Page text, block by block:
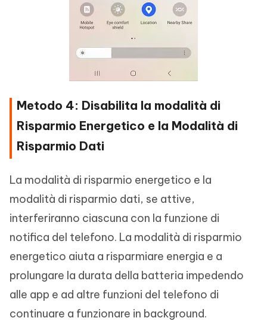
Metodo 4: Disabilita la modalità di
Risparmio Energetico e la Modalità di
Risparmio Dati
La modalità di risparmio energetico e la
modalità di risparmio dati, se attive,
interferiranno ciascuna con la funzione di
notifica del telefono. La modalità di risparmio
energetico aiuta a risparmiare energia e a
prolungare la durata della batteria impedendo
alle app e ad altre funzioni del telefono di
continuare a funzionare in background.